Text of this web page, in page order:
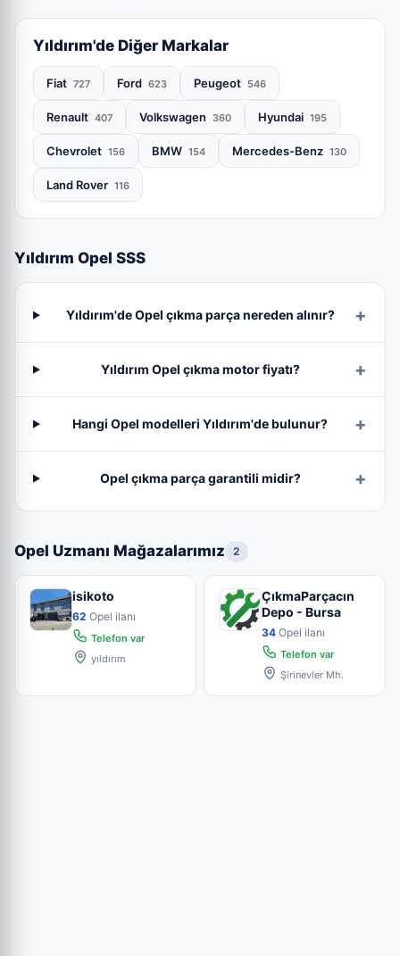
Yıldırım'de Diğer Markalar
Fiat 727 Ford 623 Peugeot 546
Renault 407 Volkswagen 360 Hyundai 195
Chevrolet 156 BMW 154 Mercedes-Benz 130
Land Rover 116
Yıldırım Opel SSS
Yıldırım'de Opel çıkma parça nereden alınır?
Yıldırım Opel çıkma motor fiyatı?
Hangi Opel modelleri Yıldırım'de bulunur?
Opel çıkma parça garantili midir?
Opel Uzmanı Mağazalarımız 2
isikoto
62 Opel ilanı
Telefon var
yıldırım
ÇıkmaParçacın
Depo - Bursa
34 Opel ilanı
Telefon var
Şirinevler Mh.